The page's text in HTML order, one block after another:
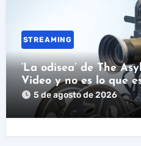
STREAMING
‘La odisea’ de The
Video y no es lo que
5 de agosto de 2026